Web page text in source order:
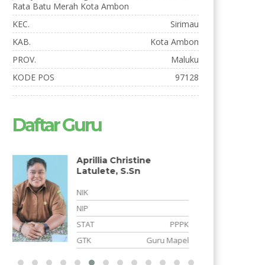
Rata Batu Merah Kota Ambon
KEC.
Sirimau
KAB.
Kota Ambon
PROV.
Maluku
KODE POS
97128
Daftar Guru
Emy Nengsi Matuseya,
S.Pd
NIK
NIP
STAT
PNS
GTK
GURU SDLB